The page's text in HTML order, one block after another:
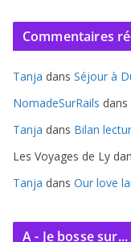
c
v
e
s
Commentaires
Tanja dans Séjour à
NomadeSurRails dans
Tanja dans Bilan
Les Voyages de Ly
Tanja dans Our love
A - Je bosse sur...